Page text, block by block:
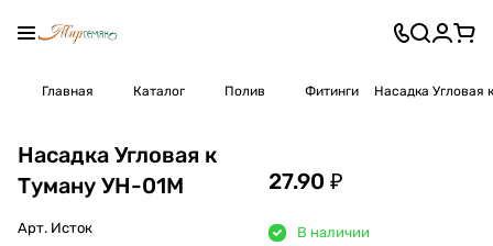
Главная Каталог Полив Фитинги Насадка Угловая
Насадка Угловая к
Туману УН-01М
Арт. Исток
27.90 ₽
В наличии